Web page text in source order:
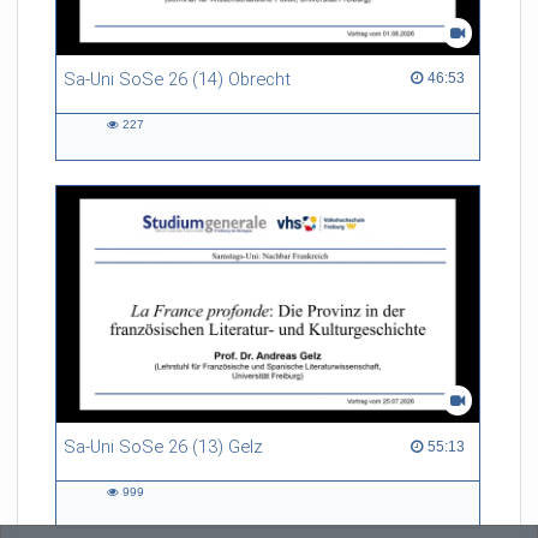
Sa-Uni SoSe 26 (14) Obrecht 46:53
46:53 duration
227
Sa-Uni SoSe 26 (13) Gelz 55:13
55:13 duration
999